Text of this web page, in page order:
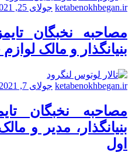
ketabenokhbegan.ir جولای 25, 2021
مصاحبه نخبگان
بنیانگذار و مالک
ketabenokhbegan.ir جولای 7, 2021
مصاحبه نخبگان
بنیانگذار، مدیر و
اول